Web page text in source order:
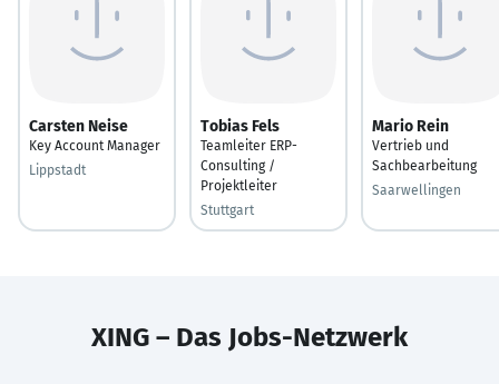
Carsten Neise
Key Account Manager
Lippstadt
Tobias Fels
Teamleiter ERP-
Consulting /
Projektleiter
Stuttgart
Mario Rein
Vertrieb und
Sachbearbeitung
Saarwellingen
XING – Das Jobs-Netzwerk